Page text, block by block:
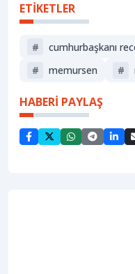
ETİKETLER
#
cumhurbaşkanı
#
memursen #
HABERİ PAYLAŞ